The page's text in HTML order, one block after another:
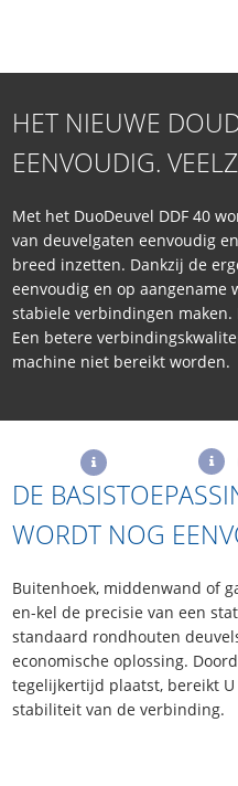
HET NIEUWE
EENVOUDIG.
Met het DuoDeuvel DDF 40
van deuvelgaten eenvoudig
breed inzetten. Dankzij de
eenvoudig en op aangename
stabiele verbindingen
Een betere
machine niet bereikt worden.
DE
WORDT NOG
Buitenhoek, middenwand of
en-kel de precisie van een
standaard rondhouten
economische oplossing.
tegelijkertijd plaatst, bereikt
stabiliteit van de verbinding.